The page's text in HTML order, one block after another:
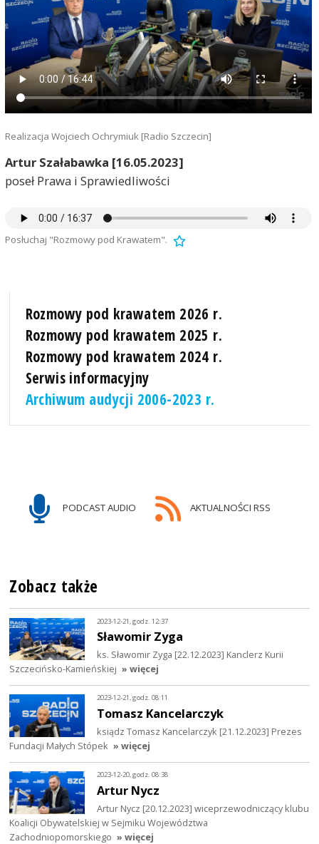
Realizacja Wojciech Ochrymiuk [Radio Szczecin]
Artur Szałabawka [16.05.2023]
poseł Prawa i Sprawiedliwości
Posłuchaj "Rozmowy pod Krawatem".
Rozmowy pod krawatem 2026 r.
Rozmowy pod krawatem 2025 r.
Rozmowy pod krawatem 2024 r.
Serwis informacyjny
Archiwum audycji 2006-2023 r.
PODCAST AUDIO AKTUALNOŚCI RSS
Zobacz także
2023-12-21, godz. 12:37
Sławomir Zyga
ks. Sławomir Zyga [22.12.2023] Kanclerz Kurii
Szczecińsko-Kamieńskiej » więcej
2023-12-21, godz. 08:11
Tomasz Kancelarczyk
ksiądz Tomasz Kancelarczyk [21.12.2023] Prezes
Fundacji Małych Stópek » więcej
2023-12-20, godz. 08:38
Artur Nycz
Artur Nycz [20.12.2023] wiceprzewodniczący klubu
Koalicji Obywatelskiej w Sejmiku Województwa
Zachodniopomorskiego » więcej